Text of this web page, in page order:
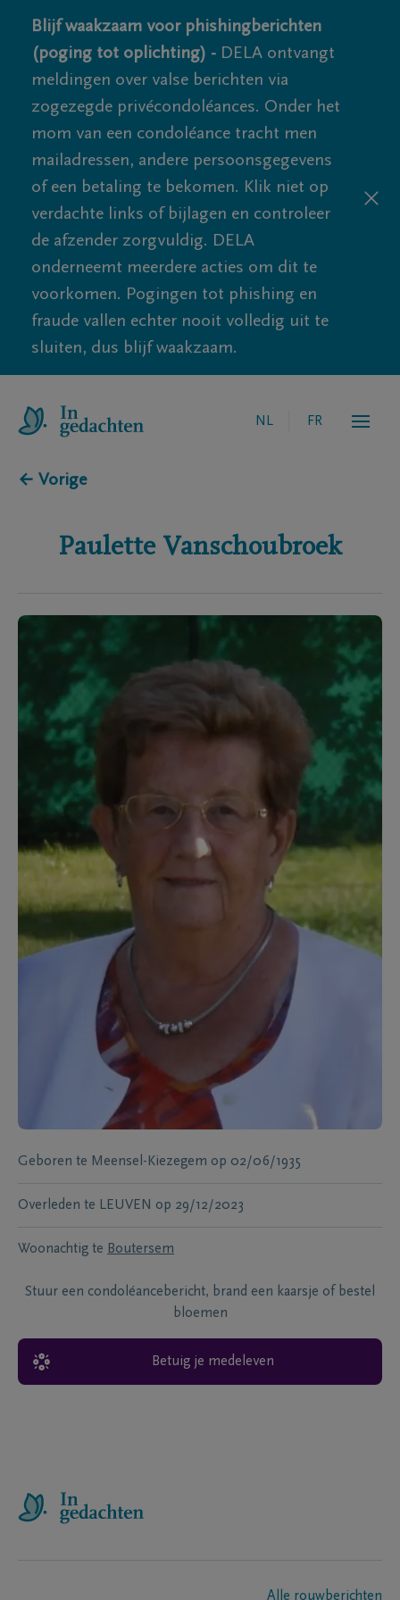
Blijf waakzaam voor phishingberichten
(poging tot oplichting) - DELA ontvangt
meldingen over valse berichten via
zogezegde privécondoléances. Onder het
mom van een condoléance tracht men
mailadressen, andere persoonsgegevens
of een betaling te bekomen. Klik niet op
verdachte links of bijlagen en controleer
de afzender zorgvuldig. DELA
onderneemt meerdere acties om dit te
voorkomen. Pogingen tot phishing en
fraude vallen echter nooit volledig uit te
sluiten, dus blijf waakzaam.
NL FR
← Vorige
Paulette Vanschoubroek
Geboren te Meensel-Kiezegem op 02/06/1935
Overleden te LEUVEN op 29/12/2023
Woonachtig te Boutersem
Stuur een condoléancebericht, brand een kaarsje of bestel
bloemen
Betuig je medeleven
Alle rouwberichten